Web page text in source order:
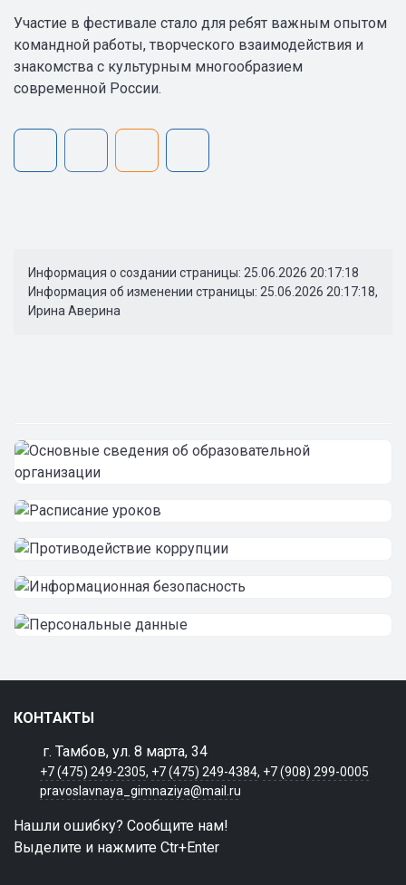
Участие в фестивале стало для ребят важным опытом
командной работы, творческого взаимодействия и
знакомства с культурным многообразием
современной России.
Информация о создании страницы: 25.06.2026 20:17:18
Информация об изменении страницы: 25.06.2026 20:17:18,
Ирина Аверина
КОНТАКТЫ
г. Тамбов, ул. 8 марта, 34
+7 (475) 249-2305, +7 (475) 249-4384, +7 (908) 299-0005
pravoslavnaya_gimnaziya@mail.ru
Нашли ошибку? Сообщите нам!
Выделите и нажмите Ctr+Enter